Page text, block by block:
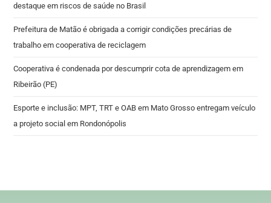
destaque em riscos de saúde no Brasil
Prefeitura de Matão é obrigada a corrigir condições precárias de
trabalho em cooperativa de reciclagem
Cooperativa é condenada por descumprir cota de aprendizagem em
Ribeirão (PE)
Esporte e inclusão: MPT, TRT e OAB em Mato Grosso entregam veículo
a projeto social em Rondonópolis